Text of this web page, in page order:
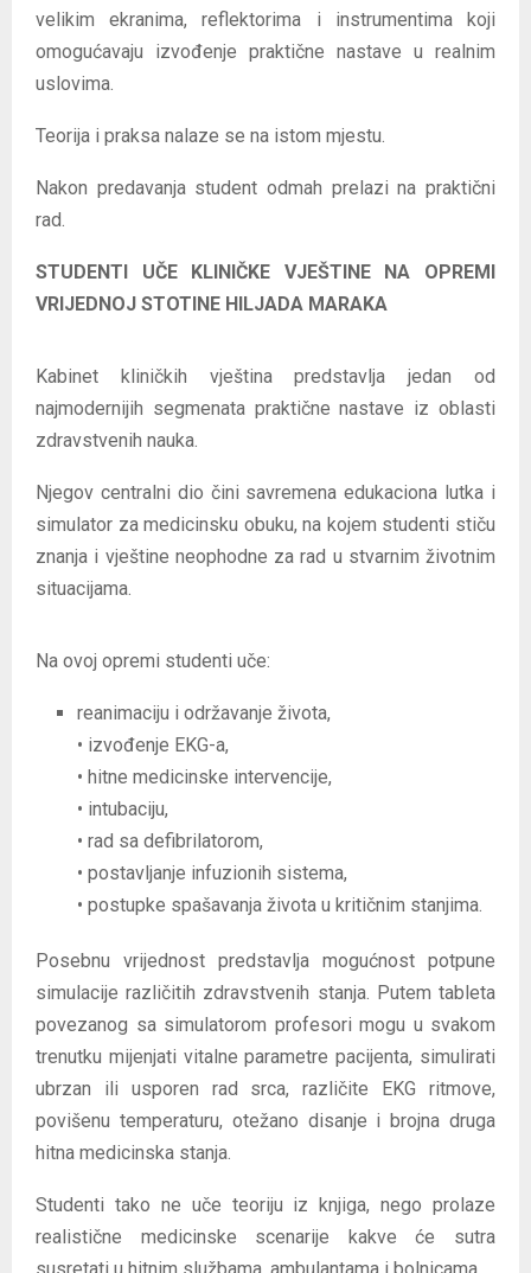
velikim ekranima, reflektorima i instrumentima koji
omogućavaju izvođenje praktične nastave u realnim
uslovima.
Teorija i praksa nalaze se na istom mjestu.
Nakon predavanja student odmah prelazi na praktični
rad.
STUDENTI UČE KLINIČKE VJEŠTINE NA OPREMI
VRIJEDNOJ STOTINE HILJADA MARAKA
Kabinet kliničkih vještina predstavlja jedan od
najmodernijih segmenata praktične nastave iz oblasti
zdravstvenih nauka.
Njegov centralni dio čini savremena edukaciona lutka i
simulator za medicinsku obuku, na kojem studenti stiču
znanja i vještine neophodne za rad u stvarnim životnim
situacijama.
Na ovoj opremi studenti uče:
reanimaciju i održavanje života,
• izvođenje EKG-a,
• hitne medicinske intervencije,
• intubaciju,
• rad sa defibrilatorom,
• postavljanje infuzionih sistema,
• postupke spašavanja života u kritičnim stanjima.
Posebnu vrijednost predstavlja mogućnost potpune
simulacije različitih zdravstvenih stanja. Putem tableta
povezanog sa simulatorom profesori mogu u svakom
trenutku mijenjati vitalne parametre pacijenta, simulirati
ubrzan ili usporen rad srca, različite EKG ritmove,
povišenu temperaturu, otežano disanje i brojna druga
hitna medicinska stanja.
Studenti tako ne uče teoriju iz knjiga, nego prolaze
realistične medicinske scenarije kakve će sutra
susretati u hitnim službama, ambulantama i bolnicama.